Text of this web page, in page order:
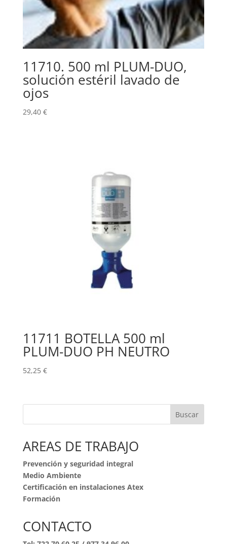
11710. 500 ml PLUM-DUO,
solución estéril lavado de
ojos
29,40 €
11711 BOTELLA 500 ml
PLUM-DUO PH NEUTRO
52,25 €
Buscar
AREAS DE TRABAJO
Prevención y seguridad integral
Medio Ambiente
Certificación en instalaciones Atex
Formación
CONTACTO